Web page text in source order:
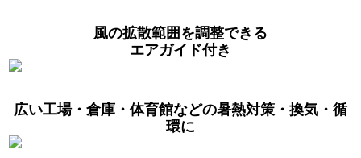
風の拡散範囲を調整できる
エアガイド付き
広い工場・倉庫・体育館などの暑熱対策・換気・循
環に